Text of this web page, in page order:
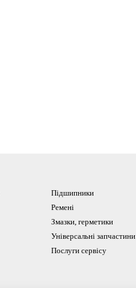
Підшипники
Ремені
Змазки, герметики
Універсальні запчастини
Послуги сервісу